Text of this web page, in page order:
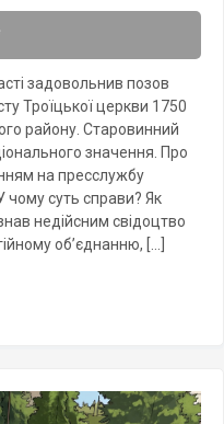
задовольнив позов
Троїцької церкви 1750
району. Старовинний
значення. Про
на пресслужбу
чому суть справи? Як
недійсним свідоцтво
об’єднанню, […]